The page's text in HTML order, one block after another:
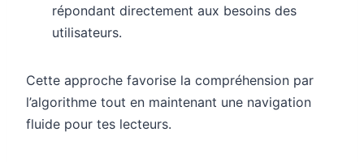
répondant directement aux besoins des
utilisateurs.
Cette approche favorise la compréhension par
l’algorithme tout en maintenant une navigation
fluide pour tes lecteurs.